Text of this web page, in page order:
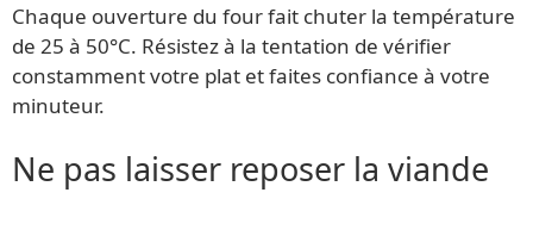
Chaque ouverture du four fait chuter la température
de 25 à 50°C. Résistez à la tentation de vérifier
constamment votre plat et faites confiance à votre
minuteur.
Ne pas laisser reposer la viande